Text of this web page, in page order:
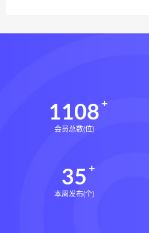
1108
会员总数(位)
35
本周发布(个)